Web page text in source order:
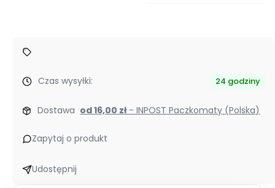
cytrynowy
Czas wysyłki: 24 godziny
Dostawa od 16,00 zł - INPOST Paczkomaty (Polska)
Zapytaj o produkt
Udostępnij